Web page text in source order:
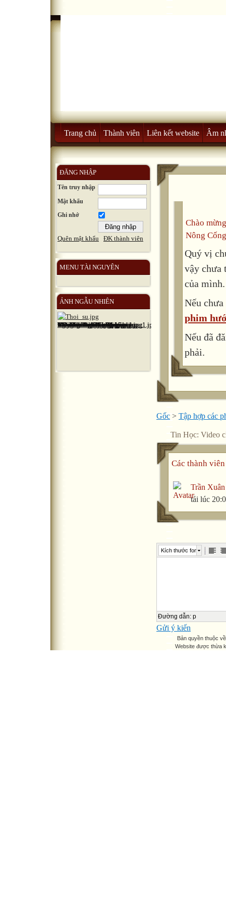
Trang chủ Thành viên Liên kết website Âm
ĐĂNG NHẬP
Tên truy nhập
Mật khẩu
Ghi nhớ
Quên mật khẩu ĐK thành viên
MENU TÀI NGUYÊN
ẢNH NGẪU NHIÊN
Chào
Nông
Quý vị
vậy chưa
của mình.
Nếu
phim
Nếu đã
phải.
Gốc > Tập hợp các
Tin Học: Video
Các thành
Trần
tải lúc
Kích thước font
Đường dẫn: p
Gửi ý kiến
Bản quyền thuộc
Website được thừa